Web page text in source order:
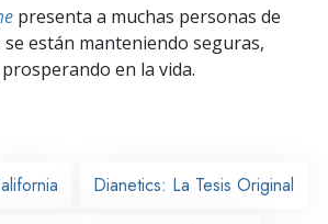
presenta a muchas personas de
están manteniendo seguras,
en la vida.
Dianetics: La Tesis Original